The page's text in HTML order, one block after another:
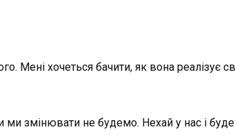
Мені хочеться бачити, як вона реалізує
ми змінювати не будемо. Нехай у нас і буде